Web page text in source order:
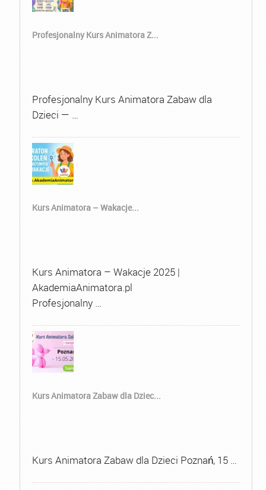
Profesjonalny Kurs Animatora Z...
Profesjonalny Kurs Animatora Zabaw dla
Dzieci — …
Kurs Animatora – Wakacje...
Kurs Animatora – Wakacje 2025 |
AkademiaAnimatora.pl
Profesjonalny …
Kurs Animatora Zabaw dla Dziec...
Kurs Animatora Zabaw dla Dzieci Poznań, 15 …